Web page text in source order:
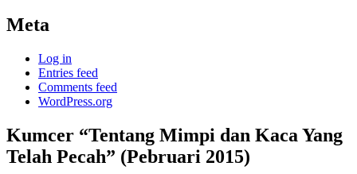
Meta
Log in
Entries feed
Comments feed
WordPress.org
Kumcer “Tentang Mimpi dan Kaca Yang
Telah Pecah” (Pebruari 2015)